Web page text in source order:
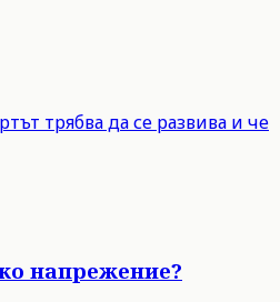
трябва да се развива и че
напрежение?